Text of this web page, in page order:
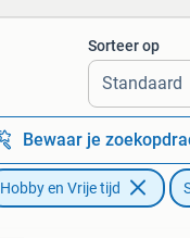
Alle afstanden…
Sorteer op
Bewaar je
Hobby en Vrije tijd